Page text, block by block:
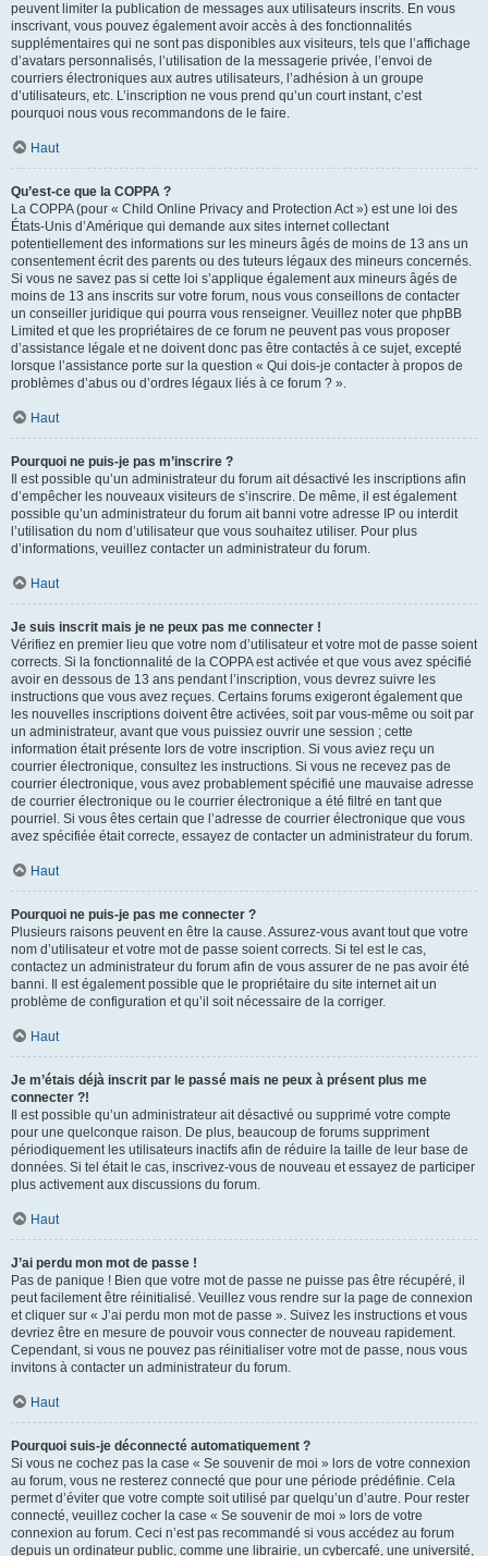
peuvent limiter la publication de messages aux utilisateurs inscrits. En vous
inscrivant, vous pouvez également avoir accès à des fonctionnalités
supplémentaires qui ne sont pas disponibles aux visiteurs, tels que l’affichage
d’avatars personnalisés, l’utilisation de la messagerie privée, l’envoi de
courriers électroniques aux autres utilisateurs, l’adhésion à un groupe
d’utilisateurs, etc. L’inscription ne vous prend qu’un court instant, c’est
pourquoi nous vous recommandons de le faire.
Haut
Qu’est-ce que la COPPA ?
La COPPA (pour « Child Online Privacy and Protection Act ») est une loi des
États-Unis d’Amérique qui demande aux sites internet collectant
potentiellement des informations sur les mineurs âgés de moins de 13 ans un
consentement écrit des parents ou des tuteurs légaux des mineurs concernés.
Si vous ne savez pas si cette loi s’applique également aux mineurs âgés de
moins de 13 ans inscrits sur votre forum, nous vous conseillons de contacter
un conseiller juridique qui pourra vous renseigner. Veuillez noter que phpBB
Limited et que les propriétaires de ce forum ne peuvent pas vous proposer
d’assistance légale et ne doivent donc pas être contactés à ce sujet, excepté
lorsque l’assistance porte sur la question « Qui dois-je contacter à propos de
problèmes d’abus ou d’ordres légaux liés à ce forum ? ».
Haut
Pourquoi ne puis-je pas m’inscrire ?
Il est possible qu’un administrateur du forum ait désactivé les inscriptions afin
d’empêcher les nouveaux visiteurs de s’inscrire. De même, il est également
possible qu’un administrateur du forum ait banni votre adresse IP ou interdit
l’utilisation du nom d’utilisateur que vous souhaitez utiliser. Pour plus
d’informations, veuillez contacter un administrateur du forum.
Haut
Je suis inscrit mais je ne peux pas me connecter !
Vérifiez en premier lieu que votre nom d’utilisateur et votre mot de passe soient
corrects. Si la fonctionnalité de la COPPA est activée et que vous avez spécifié
avoir en dessous de 13 ans pendant l’inscription, vous devrez suivre les
instructions que vous avez reçues. Certains forums exigeront également que
les nouvelles inscriptions doivent être activées, soit par vous-même ou soit par
un administrateur, avant que vous puissiez ouvrir une session ; cette
information était présente lors de votre inscription. Si vous aviez reçu un
courrier électronique, consultez les instructions. Si vous ne recevez pas de
courrier électronique, vous avez probablement spécifié une mauvaise adresse
de courrier électronique ou le courrier électronique a été filtré en tant que
pourriel. Si vous êtes certain que l’adresse de courrier électronique que vous
avez spécifiée était correcte, essayez de contacter un administrateur du forum.
Haut
Pourquoi ne puis-je pas me connecter ?
Plusieurs raisons peuvent en être la cause. Assurez-vous avant tout que votre
nom d’utilisateur et votre mot de passe soient corrects. Si tel est le cas,
contactez un administrateur du forum afin de vous assurer de ne pas avoir été
banni. Il est également possible que le propriétaire du site internet ait un
problème de configuration et qu’il soit nécessaire de la corriger.
Haut
Je m’étais déjà inscrit par le passé mais ne peux à présent plus me
connecter ?!
Il est possible qu’un administrateur ait désactivé ou supprimé votre compte
pour une quelconque raison. De plus, beaucoup de forums suppriment
périodiquement les utilisateurs inactifs afin de réduire la taille de leur base de
données. Si tel était le cas, inscrivez-vous de nouveau et essayez de participer
plus activement aux discussions du forum.
Haut
J’ai perdu mon mot de passe !
Pas de panique ! Bien que votre mot de passe ne puisse pas être récupéré, il
peut facilement être réinitialisé. Veuillez vous rendre sur la page de connexion
et cliquer sur « J’ai perdu mon mot de passe ». Suivez les instructions et vous
devriez être en mesure de pouvoir vous connecter de nouveau rapidement.
Cependant, si vous ne pouvez pas réinitialiser votre mot de passe, nous vous
invitons à contacter un administrateur du forum.
Haut
Pourquoi suis-je déconnecté automatiquement ?
Si vous ne cochez pas la case « Se souvenir de moi » lors de votre connexion
au forum, vous ne resterez connecté que pour une période prédéfinie. Cela
permet d’éviter que votre compte soit utilisé par quelqu’un d’autre. Pour rester
connecté, veuillez cocher la case « Se souvenir de moi » lors de votre
connexion au forum. Ceci n’est pas recommandé si vous accédez au forum
depuis un ordinateur public, comme une librairie, un cybercafé, une université,